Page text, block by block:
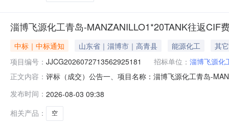
淄博飞源化工青岛-MANZANILLO1*20TANK往返CIF
中标｜中标通知 山东省｜淄博市｜高青县 能源化工
其它
项目编号： JJCG2026072713562925181 招标单位： 淄博飞源化
正文内容： 评标（成交）公告一、项目名称：淄博飞源化工青岛-
发布时间： 2026-08-03 09:38
相关产品：
空